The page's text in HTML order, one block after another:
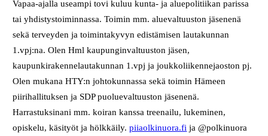
Vapaa-ajalla useampi tovi kuluu kunta- ja aluepolitiikan parissa
tai yhdistystoiminnassa. Toimin mm. aluevaltuuston jäsenenä
sekä terveyden ja toimintakyvyn edistämisen lautakunnan
1.vpj:na. Olen Hml kaupunginvaltuuston jäsen,
kaupunkirakennelautakunnan 1.vpj ja joukkoliikennejaoston pj.
Olen mukana HTY:n johtokunnassa sekä toimin Hämeen
piirihallituksen ja SDP puoluevaltuuston jäsenenä.
Harrastuksinani mm. koiran kanssa treenailu, lukeminen,
opiskelu, käsityöt ja hölkkäily.piiaolkinuora.fi ja @polkinuora